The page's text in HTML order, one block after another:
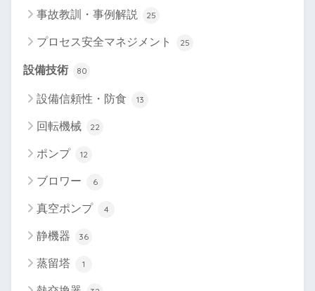
事故教訓・事例解説 25
プロセス安全マネジメント 25
設備技術 80
設備信頼性・防食 13
回転機械 22
ポンプ 12
ブロワー 6
真空ポンプ 4
静機器 36
蒸留塔 1